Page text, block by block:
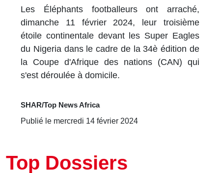
Les Éléphants footballeurs ont arraché,
dimanche 11 février 2024, leur troisième
étoile continentale devant les Super Eagles
du Nigeria dans le cadre de la 34è édition de
la Coupe d'Afrique des nations (CAN) qui
s'est déroulée à domicile.
SHAR/Top News Africa
Publié le mercredi 14 février 2024
Top Dossiers